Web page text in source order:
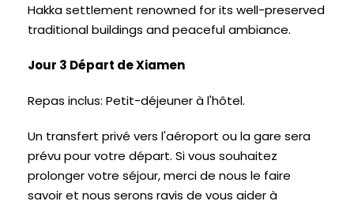
Hakka settlement renowned for its well-preserved
traditional buildings and peaceful ambiance.
Jour 3 Départ de Xiamen
Repas inclus: Petit-déjeuner à l'hôtel.
Un transfert privé vers l'aéroport ou la gare sera
prévu pour votre départ. Si vous souhaitez
prolonger votre séjour, merci de nous le faire
savoir et nous serons ravis de vous aider à